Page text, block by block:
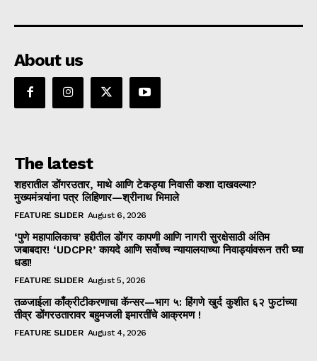
About us
The latest
शहरातील डोंगरउतार, माथे आणि टेकड्या निवासी कशा दाखवल्या?
मुख्यमंत्र्यांना पत्र लिहिणार—श्रीनाथ भिमाले
FEATURE SLIDER August 6, 2026
‘पुणे महापालिकाच’ हद्दीतील डोंगर कापणी आणि नागरी सुरक्षेसाठी अंतिम
जबाबदार! ‘UDCPR’ कायदे आणि सर्वोच्च न्यायालयाच्या निवाड्यांवरून तरी घ्या
धडा!
FEATURE SLIDER August 5, 2026
तळजाईला काँक्रीटीकरणाचा कॅन्सर—भाग ५: हिंगणे खुर्द कुशीत ६२ फुटांच्या
तीव्र डोंगरउतारावर बहुमजली इमारतींचे आक्रमण !
FEATURE SLIDER August 4, 2026